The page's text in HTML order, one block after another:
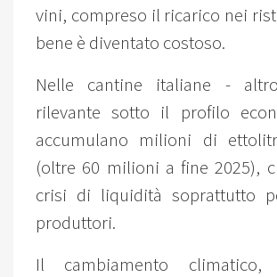
vini, compreso il ricarico nei
bene è diventato costoso.
Nelle cantine italiane -
rilevante sotto il profilo
accumulano milioni di
(oltre 60 milioni a fine 2025),
crisi di liquidità soprattutto
produttori.
Il cambiamento